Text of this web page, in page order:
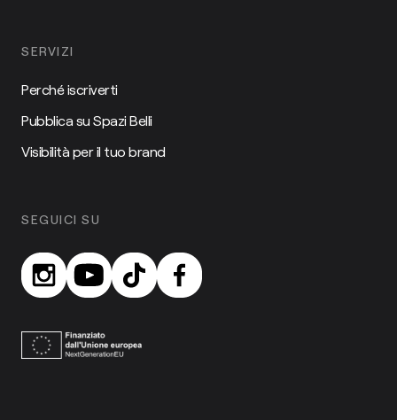
SERVIZI
Perché iscriverti
Pubblica su Spazi Belli
Visibilità per il tuo brand
SEGUICI SU